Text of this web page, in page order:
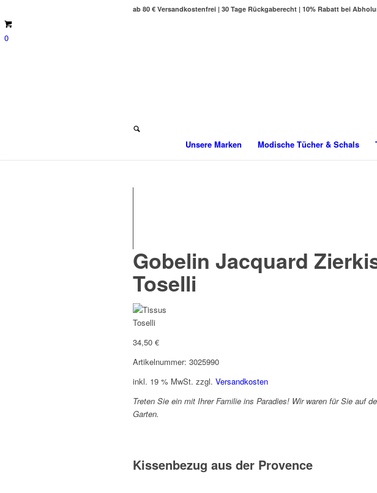
ab 80 € Versandkostenfrei | 30 Tage Rückgaberecht | 10% Rabatt bei
0
Unsere Marken Modische Tücher & Schals
Gobelin Jacquard
Toselli
34,50 €
Artikelnummer: 3025990
inkl. 19 % MwSt. zzgl. Versandkosten
Treten Sie ein mit Ihrer Familie ins Paradies! Wir waren für Sie auf
Garten.
Kissenbezug aus der Provence